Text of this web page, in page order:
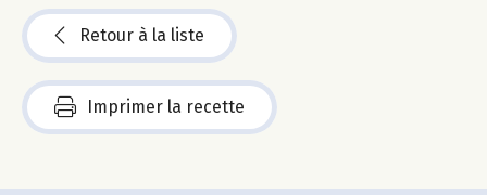
Retour à la liste
Imprimer la recette